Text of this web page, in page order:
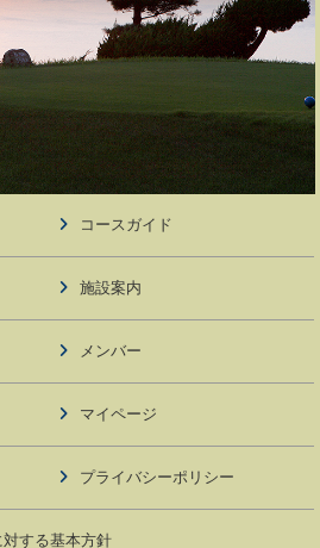
コースガイド
施設案内
メンバー
マイページ
プライバシーポリシー
する基本方針